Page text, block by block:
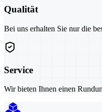
Qualität
Bei uns erhalten Sie nur die
Service
Wir bieten Ihnen einen